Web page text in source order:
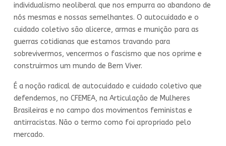
individualismo neoliberal que nos empurra ao abandono de
nós mesmas e nossas semelhantes. O autocuidado e o
cuidado coletivo são alicerce, armas e munição para as
guerras cotidianas que estamos travando para
sobrevivermos, vencermos o fascismo que nos oprime e
construirmos um mundo de Bem Viver.
É a noção radical de autocuidado e cuidado coletivo que
defendemos, no CFEMEA, na Articulação de Mulheres
Brasileiras e no campo dos movimentos feministas e
antirracistas. Não o termo como foi apropriado pelo
mercado.